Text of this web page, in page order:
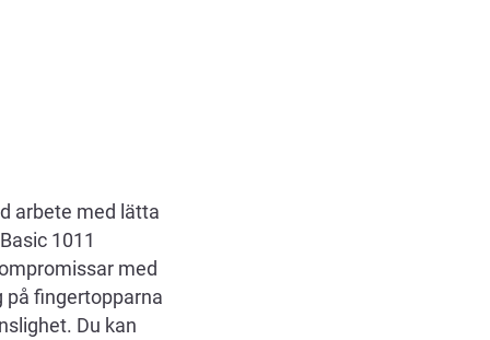
arbete med lätta
1011
med
på fingertopparna
Du kan